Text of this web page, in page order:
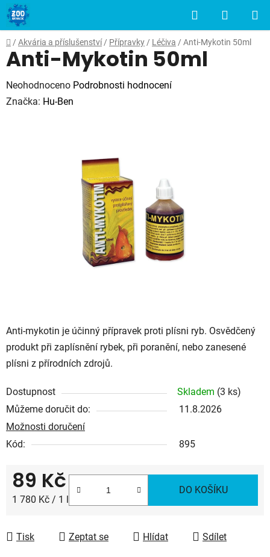
Přejít
na
obsah
Hledat
KOŠÍK
Domů
/ Akvária a příslušenství / Přípravky / Léčiva / Anti-Mykotin 50ml
Anti-mykotin je účinný přípravek proti plísni ryb. Osvědčený
produkt při zaplísnění rybek, při poranění, nebo zanesené
plísni z přírodních zdrojů.
Dostupnost Skladem (3 ks)
Můžeme doručit do:
11.8.2026
Možnosti doručení
Kód:
895
89 Kč
Měrná cena:
1 780 Kč / 1 l
DO KOŠÍKU
Tisk Zeptat se Hlídat Sdílet
Anti-Mykotin 50ml
Průměrné
hodnocení
Neohodnoceno Podrobnosti hodnocení
Značka: Hu-Ben